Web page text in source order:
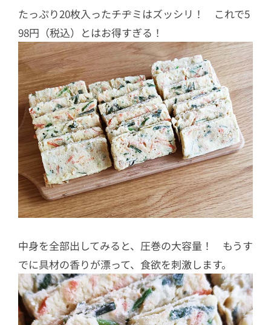
たっぷり20枚入ったチヂミはズッシリ！ これで5
98円（税込）とはお得すぎる！
中身を全部出してみると、圧巻の大容量！ もうす
でに具材の香りが漂って、食欲を刺激します。